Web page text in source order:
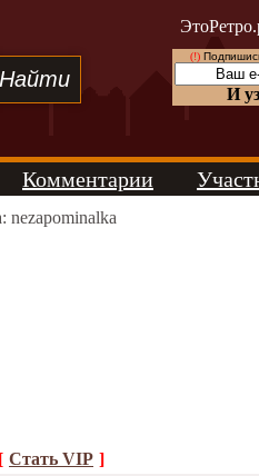
(!)
И
Комментарии
nezapominalka
Стать VIP ]